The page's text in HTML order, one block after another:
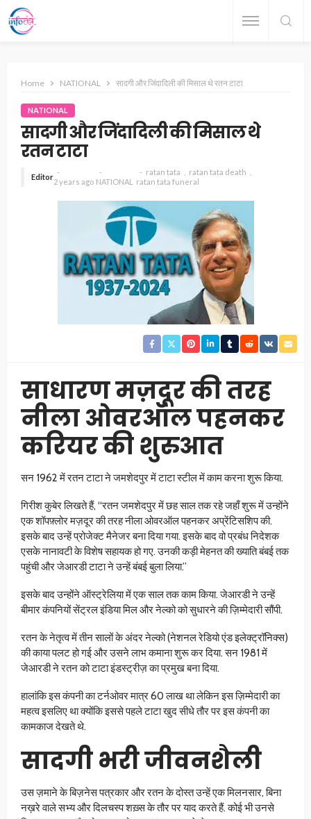
Home NATIONAL सादगी और जिंदादिली की मिसाल थे रतन टाटा
NATIONAL
सादगी और जिंदादिली की मिसाल थे
रतन टाटा
Editor
2 years ago NATIONAL
ratan tata
ratan tata death
ratan tata funeral
साधारण मज़दूर की तरह
नीला ओवरऑल पहनकर
करियर की शुरुआत
सन 1962 में रतन टाटा ने जमशेदपुर में टाटा स्टील में काम करना शुरू किया.
गिरीश कुबेर लिखते हैं, “रतन जमशेदपुर में छह साल तक रहे जहाँ शुरू में उन्होंने
एक शॉपफ़्लोर मज़दूर की तरह नीला ओवरऑल पहनकर अप्रेंटिसशिप की.
इसके बाद उन्हें प्रोजेक्ट मैनेजर बना दिया गया. इसके बाद वो प्रबंध निदेशक
एसके नानावटी के विशेष सहायक हो गए. उनकी कड़ी मेहनत की ख्याति बंबई तक
पहुंची और जेआरडी टाटा ने उन्हें बंबई बुला लिया.”
इसके बाद उन्होंने ऑस्ट्रेलिया में एक साल तक काम किया. जेआरडी ने उन्हें
बीमार कंपनियों सेंट्रल इंडिया मिल और नेल्को को सुधारने की ज़िम्मेदारी सौंपी.
रतन के नेतृत्व में तीन सालों के अंदर नेल्को (नेशनल रेडियो एंड इलेक्ट्रॉनिक्स)
की काया पलट हो गई और उसने लाभ कमाना शुरू कर दिया. सन 1981 में
जेआरडी ने रतन को टाटा इंडस्ट्रीज़ का प्रमुख बना दिया.
हालांकि इस कंपनी का टर्नओवर मात्र 60 लाख था लेकिन इस ज़िम्मेदारी का
महत्व इसलिए था क्योंकि इससे पहले टाटा खुद सीधे तौर पर इस कंपनी का
कामकाज देखते थे.
सादगी भरी जीवनशैली
उस ज़माने के बिज़नेस पत्रकार और रतन के दोस्त उन्हें एक मिलनसार, बिना
नख़रे वाले सभ्य और दिलचस्प शख़्स के तौर पर याद करते हैं. कोई भी उनसे